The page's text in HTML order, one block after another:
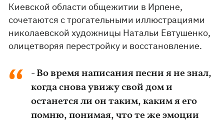
Киевской области общежитии в Ирпене,
сочетаются с трогательными иллюстрациями
николаевской художницы Натальи Евтушенко,
олицетворяя перестройку и восстановление.
- Во время написания песни я не знал,
когда снова увижу свой дом и
останется ли он таким, каким я его
помню, понимая, что те же эмоции